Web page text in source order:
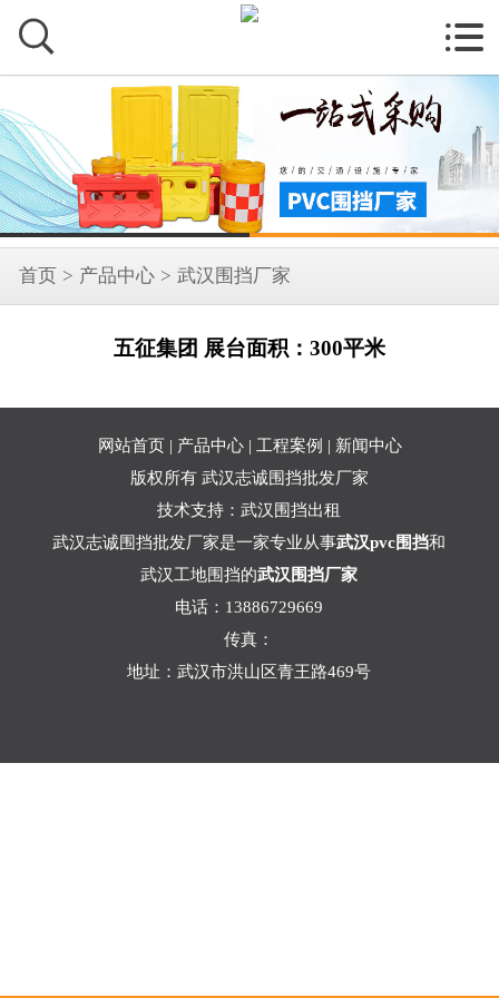


首页 > 产品中心 > 武汉围挡厂家
五征集团 展台面积：300平米
网站首页| 产品中心| 工程案例 | 新闻中心
版权所有 武汉志诚围挡批发厂家
技术支持：武汉围挡出租
武汉志诚围挡批发厂家是一家专业从事武汉pvc围挡和
武汉工地围挡的武汉围挡厂家
电话：13886729669
传真：
地址：武汉市洪山区青王路469号